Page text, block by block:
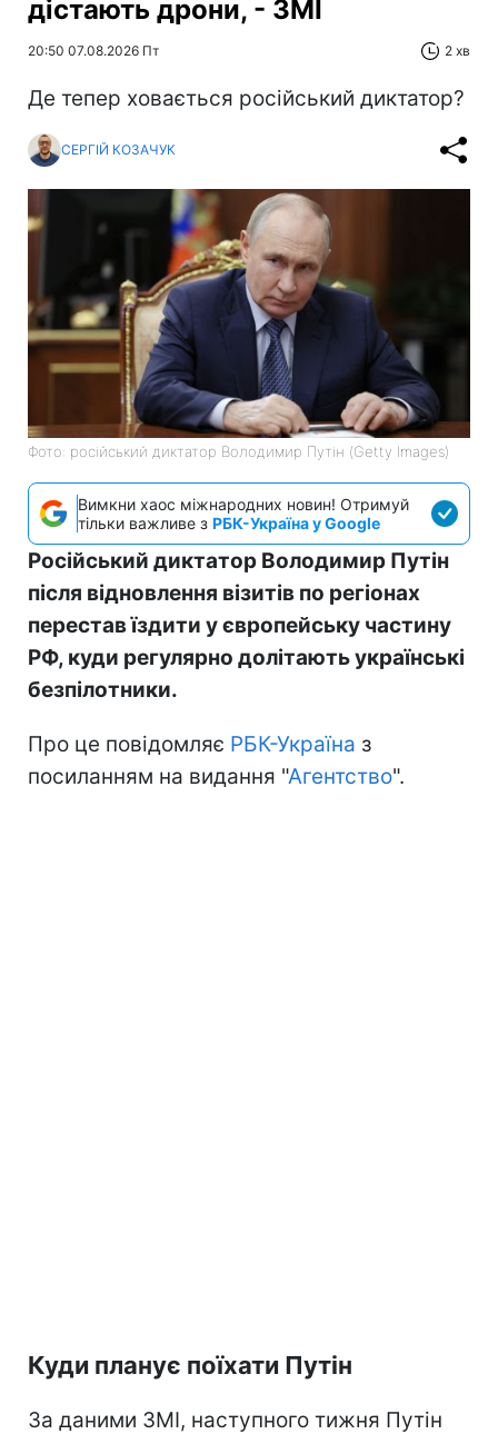
дістають дрони, - ЗМІ
20:50 07.08.2026 Пт 2 хв
Де тепер ховається російський диктатор?
СЕРГІЙ КОЗАЧУК
Фото: російський диктатор Володимир Путін (Getty Images)
Вимкни хаос міжнародних новин! Отримуй
тільки важливе з РБК-Україна у Google
Російський диктатор Володимир Путін
після відновлення візитів по регіонах
перестав їздити у європейську частину
РФ, куди регулярно долітають українські
безпілотники.
Про це повідомляє РБК-Україна з
посиланням на видання "Агентство".
Куди планує поїхати Путін
За даними ЗМІ, наступного тижня Путін